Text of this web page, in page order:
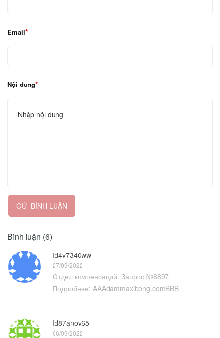
Email
Nội dung
GỬI BÌNH LUẬN
Bình luận (6)
Id4v7340ww
27/09/2022
Отдел компенсаций. Запрос №8897
Подробнее: AAAdammaxibong.comBBB
Id87anov65
06/09/2022